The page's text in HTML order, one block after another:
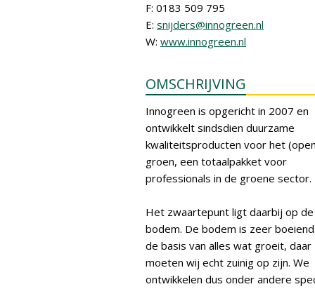
F: 0183 509 795
E: snijders@innogreen.nl
W: www.innogreen.nl
OMSCHRIJVING
Innogreen is opgericht in 2007 en
ontwikkelt sindsdien duurzame
kwaliteitsproducten voor het
groen, een totaalpakket voor
professionals in de groene sector.
Het zwaartepunt ligt daarbij op de
bodem. De bodem is zeer
de basis van alles wat groeit, daar
moeten wij echt zuinig op zijn. We
ontwikkelen dus onder andere